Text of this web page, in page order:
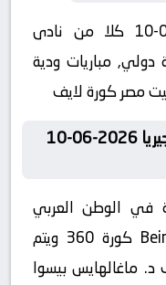
يلا شوت يلتقى اليوم 2026-06-10 كلا من نادى
دولي, مباريات ودية
معلومات عن مباراة البرتغال و نيجيريا 2026-06-10
في الوطن العربي
فضائيا على قناة Bein Sports HD2 كورة 360 ويتم
ماغالهايس بيسوا